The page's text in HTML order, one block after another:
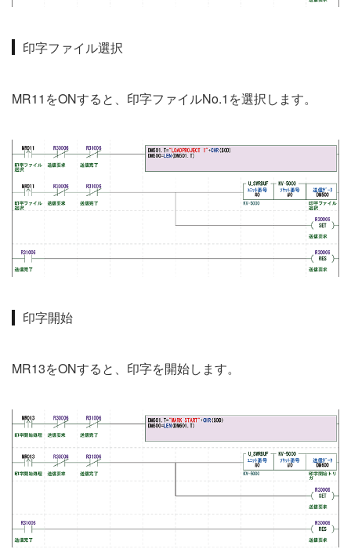
印字ファイル選択
MR11をONすると、印字ファイルNo.1を選択します。
印字開始
MR13をONすると、印字を開始します。